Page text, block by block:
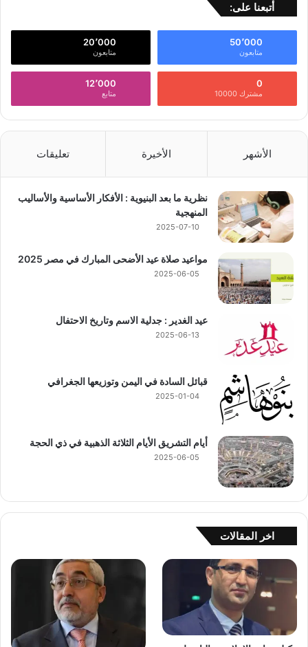
أتبعنا على:
50٬000
متابعون
20٬000
متابعون
0
مشترك 10000
12٬000
متابع
الأشهر الأخيرة تعليقات
نظرية ما بعد البنيوية : الأفكار الأساسية والأساليب
المنهجية
2025-07-10
مواعيد صلاة عيد الأضحى المبارك في مصر 2025
2025-06-05
عيد الغدير : جدلية الاسم وتاريخ الاحتفال
2025-06-13
قبائل السادة في اليمن وتوزيعها الجغرافي
2025-01-04
أيام التشريق الأيام الثلاثة الذهبية في ذي الحجة
2025-06-05
اخر المقالات